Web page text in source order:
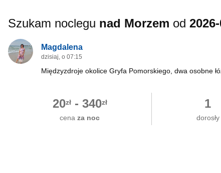
Szukam noclegu nad Morzem od
Magdalena
dzisiaj, o 07:15
Międzyzdroje okolice Gryfa Pomorskiego, dwa osobne
20zł- 340zł
cenaza noc
1
dorosły